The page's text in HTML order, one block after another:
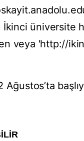
üniversite
veya 'http://
Ağustos’ta